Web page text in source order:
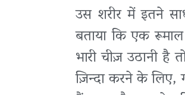
उस शरीर में इतने
बताया कि एक
भारी चीज़ उठानी है
ज़िन्दा करने के लिए,